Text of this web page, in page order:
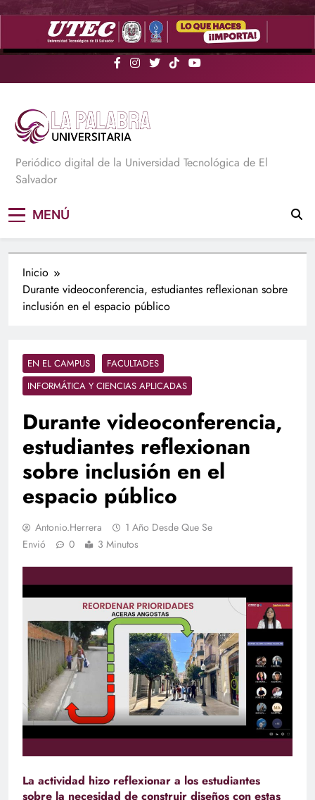
Saltar
La Palabra Universitaria
Periódico digital de la Universidad Tecnológica de El
Salvador
MENÚ
Inicio
Durante videoconferencia, estudiantes reflexionan sobre
inclusión en el espacio público
EN EL CAMPUS
FACULTADES
INFORMÁTICA Y CIENCIAS APLICADAS
Durante videoconferencia,
estudiantes reflexionan
sobre inclusión en el
espacio público
Antonio.herrera
1 Año Desde Que Se
Envió
0 3 Minutos
La actividad hizo reflexionar a los estudiantes
sobre la necesidad de construir diseños con estas